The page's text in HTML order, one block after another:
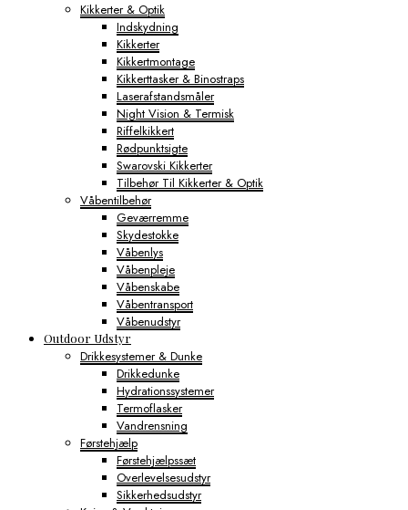
Kikkerter & Optik
Indskydning
Kikkerter
Kikkertmontage
Kikkerttasker & Binostraps
Laserafstandsmåler
Night Vision & Termisk
Riffelkikkert
Rødpunktsigte
Swarovski Kikkerter
Tilbehør Til Kikkerter & Optik
Våbentilbehør
Geværremme
Skydestokke
Våbenlys
Våbenpleje
Våbenskabe
Våbentransport
Våbenudstyr
Outdoor Udstyr
Drikkesystemer & Dunke
Drikkedunke
Hydrationssystemer
Termoflasker
Vandrensning
Førstehjælp
Førstehjælpssæt
Overlevelsesudstyr
Sikkerhedsudstyr